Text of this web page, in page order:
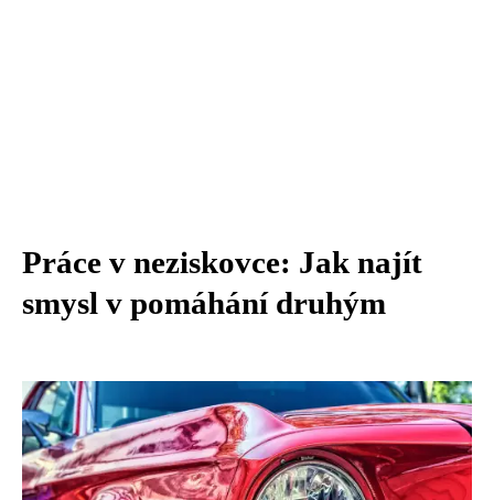
Práce v neziskovce: Jak najít
smysl v pomáhání druhým